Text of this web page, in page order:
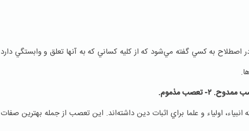
به كسي گفته مي‌شود كه از كليه‌ كساني كه به آنها تعلق و وابستگي دارد
ممدوح. ۲- تعصب مذموم.
اولياء و علما براي اثبات دين داشته‌اند. اين تعصب از جمله بهترين صفات